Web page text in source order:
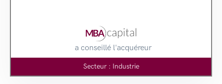
a conseillé l'acquéreur
Secteur : Industrie